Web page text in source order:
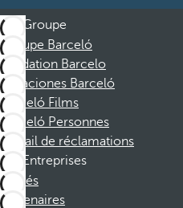
Groupe
Groupe Barceló
Fondation Barcelo
Vacaciones Barceló
Barceló Films
Barceló Personnes
Portail de réclamations
Entreprises
Affiliés
Partenaires